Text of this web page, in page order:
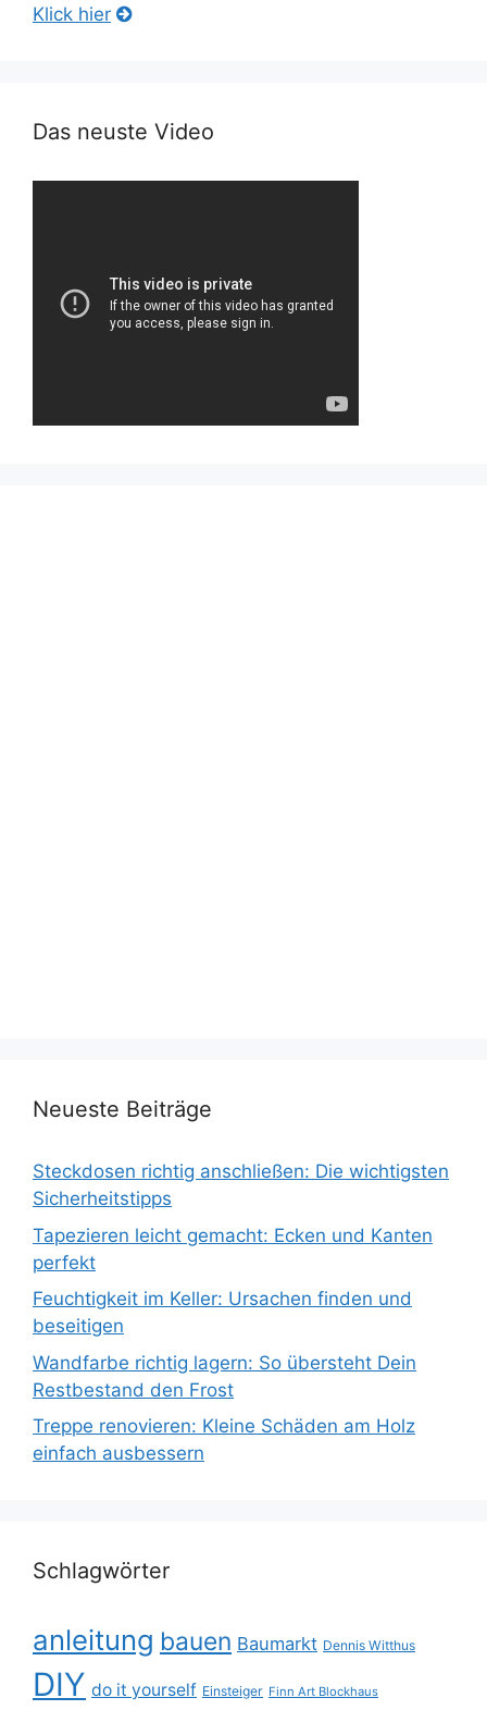
Klick hier
Das neuste Video
Neueste Beiträge
Steckdosen richtig anschließen: Die wichtigsten
Sicherheitstipps
Tapezieren leicht gemacht: Ecken und Kanten
perfekt
Feuchtigkeit im Keller: Ursachen finden und
beseitigen
Wandfarbe richtig lagern: So übersteht Dein
Restbestand den Frost
Treppe renovieren: Kleine Schäden am Holz
einfach ausbessern
Schlagwörter
anleitung bauen Baumarkt Dennis Witthus
DIY do it yourself Einsteiger Finn Art Blockhaus